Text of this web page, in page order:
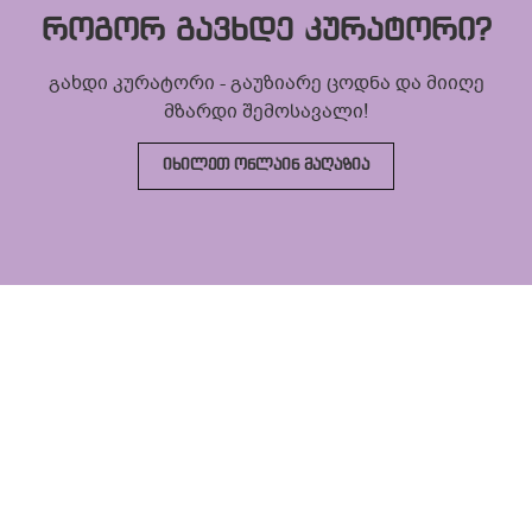
როგორ გავხდე კურატორი?
გახდი კურატორი - გაუზიარე ცოდნა და მიიღე
მზარდი შემოსავალი!
ᲘᲮᲘᲚᲔᲗ ᲝᲜᲚᲐᲘᲜ ᲛᲐᲦᲐᲖᲘᲐ